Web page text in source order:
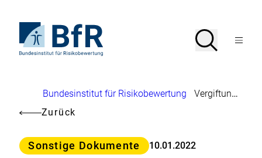
Seiteninhalt
springenStartseite
von
Suche
SucheMenü
Brotkrumennavigation
Bundesinstitut für Risikobewertung
Vergiftungsmonitoring von Pestiziden in Deutschland - Tabelle 2
Zurück
Kategorie
Sonstige Dokumente 10.01.2022